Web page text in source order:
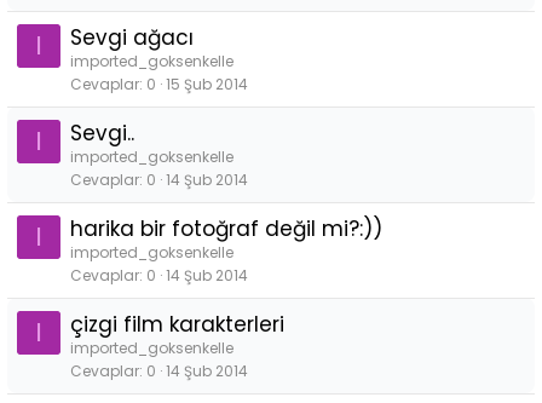
I Sevgi ağacı
imported_goksenkelle
Cevaplar 0 15 Şub 2014
I Sevgi..
imported_goksenkelle
Cevaplar 0 14 Şub 2014
I harika bir fotoğraf değil mi?:))
imported_goksenkelle
Cevaplar 0 14 Şub 2014
I çizgi film karakterleri
imported_goksenkelle
Cevaplar 0 14 Şub 2014